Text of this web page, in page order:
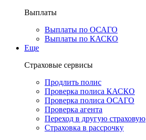
Выплаты
Выплаты по ОСАГО
Выплаты по КАСКО
Еще
Страховые сервисы
Продлить полис
Проверка полиса КАСКО
Проверка полиса ОСАГО
Проверка агента
Переход в другую страховую
Страховка в рассрочку